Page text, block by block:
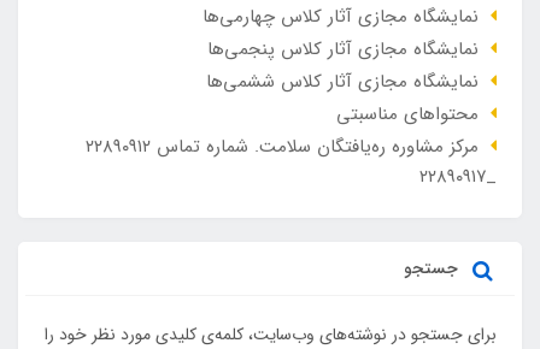
نمایشگاه مجازی آثار کلاس چهارمی‌ها
نمایشگاه مجازی آثار کلاس پنجمی‌ها
نمایشگاه مجازی آثار کلاس ششمی‌ها
محتواهای مناسبتی
مرکز مشاوره ره‌یافتگان سلامت. شماره تماس ۲۲۸۹۰۹۱۲
_۲۲۸۹۰۹۱۷
جستجو
برای جستجو در نوشته‌های وب‌سایت، کلمه‌ی کلیدی مورد نظر خود را